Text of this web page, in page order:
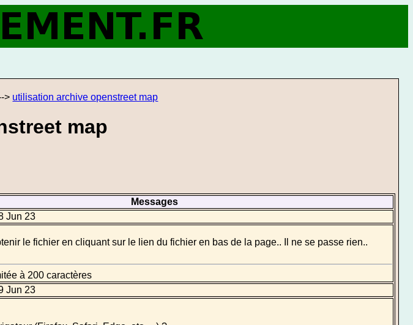
> utilisation archive openstreet map
map
Messages
Jun 23
le fichier en cliquant sur le lien du fichier en bas de la page.. Il ne se passe rien..
à 200 caractères
Jun 23